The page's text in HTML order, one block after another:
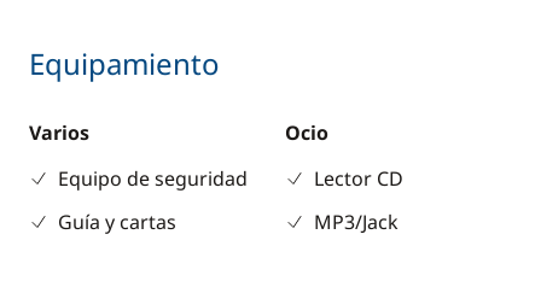
Equipamiento
Varios
Equipo de seguridad
Guía y cartas
Ocio
Lector CD
MP3/Jack